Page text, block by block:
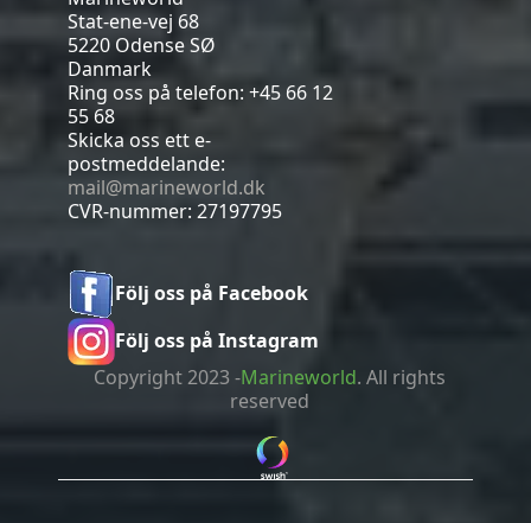
Stat-ene-vej 68
5220 Odense SØ
Danmark
Ring oss på telefon: +45 66 12
55 68
Skicka oss ett e-
postmeddelande:
mail@marineworld.dk
CVR-nummer: 27197795
Följ oss på Facebook
Följ oss på Instagram
Copyright 2023 -Marineworld. All rights
reserved